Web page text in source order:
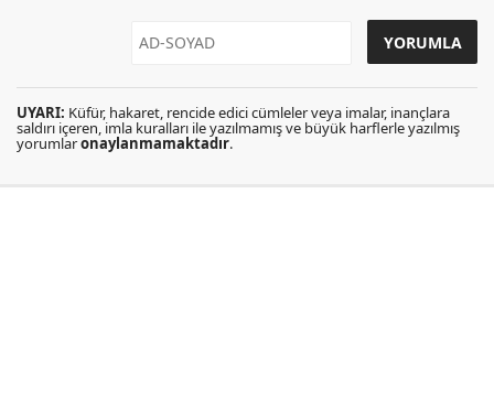
UYARI: Küfür, hakaret, rencide edici cümleler veya imalar, inançlara
saldırı içeren, imla kuralları ile yazılmamış ve büyük harflerle yazılmış
yorumlaronaylanmamaktadır.